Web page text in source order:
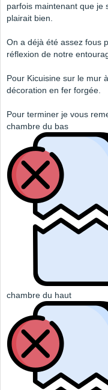
parfois maintenant que je
plairait bien.
On a déjà été assez fous
réflexion de notre
Pour Kicuisine sur le mur
décoration en fer forgée.
Pour terminer je vous
chambre du bas
chambre du haut